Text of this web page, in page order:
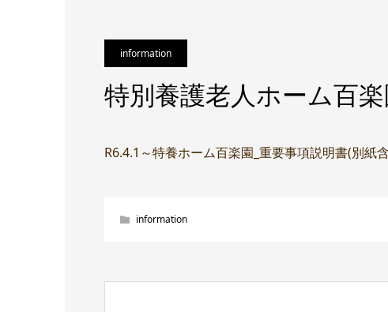
information
特別養護老人ホーム百
R6.4.1～特養ホーム百楽園_重要事項説明書(別紙
information